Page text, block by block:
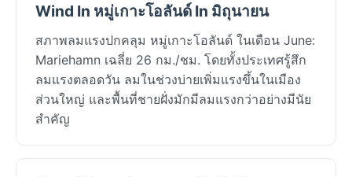
Wind In หมู่เกาะโอลันด์ In มิถุนายน
สภาพลมแรงปกคลุม หมู่เกาะโอลันด์ ในเดือน June:
Mariehamn เฉลี่ย 26 กม./ชม. โดยทั้งประเทศรู้สึก
ลมแรงตลอดวัน ลมในช่วงบ่ายเพิ่มแรงขึ้นในเมือง
ส่วนใหญ่ และพื้นที่ชายฝั่งมักมีลมแรงกว่าอย่างมีนัย
สำคัญ